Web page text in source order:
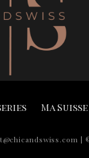
Ma Suisse
|